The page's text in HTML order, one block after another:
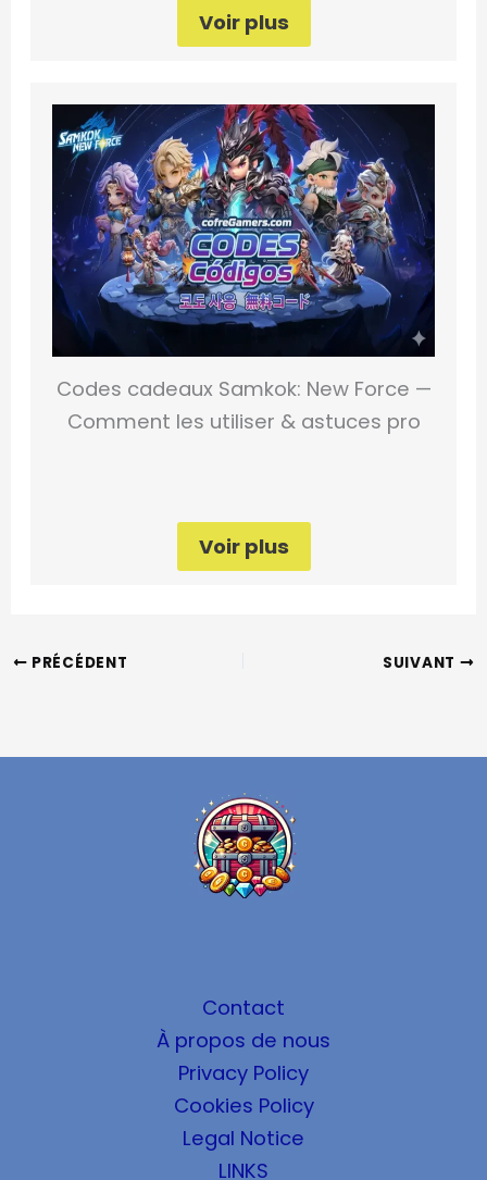
Voir plus
Codes cadeaux Samkok: New Force —
Comment les utiliser & astuces pro
Voir plus
PRÉCÉDENT SUIVANT
Contact
À propos de nous
Privacy Policy
Cookies Policy
Legal Notice
LINKS